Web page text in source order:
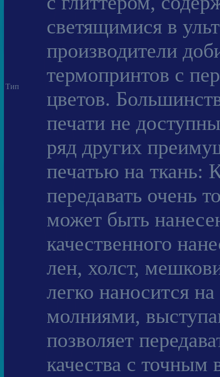
Тип
светящимися в
производители
термопринтов с
цветов.
печати не
ряд других
печатью на ткань:
передавать очень
может быть
качественного
лен, холст,
легко наносится
молниями,
позволяет
качества с точным